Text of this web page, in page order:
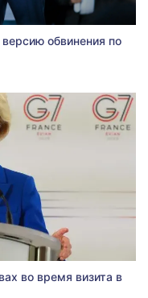
обвинения по
во время визита в